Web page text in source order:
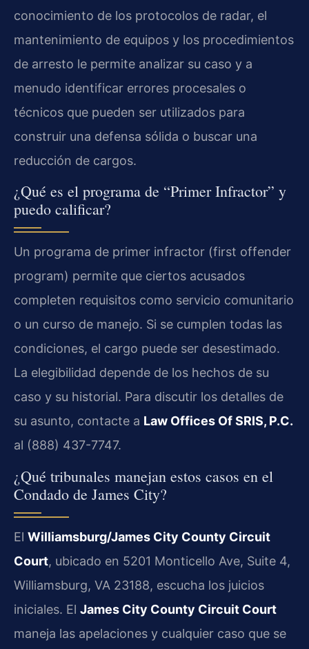
conocimiento de los protocolos de radar, el
mantenimiento de equipos y los procedimientos
de arresto le permite analizar su caso y a
menudo identificar errores procesales o
técnicos que pueden ser utilizados para
construir una defensa sólida o buscar una
reducción de cargos.
¿Qué es el programa de “Primer Infractor” y
puedo calificar?
Un programa de primer infractor (first offender
program) permite que ciertos acusados
completen requisitos como servicio comunitario
o un curso de manejo. Si se cumplen todas las
condiciones, el cargo puede ser desestimado.
La elegibilidad depende de los hechos de su
caso y su historial. Para discutir los detalles de
su asunto, contacte a Law Offices Of SRIS, P.C.
al (888) 437-7747.
¿Qué tribunales manejan estos casos en el
Condado de James City?
El Williamsburg/James City County Circuit
Court, ubicado en 5201 Monticello Ave, Suite 4,
Williamsburg, VA 23188, escucha los juicios
iniciales. El James City County Circuit Court
maneja las apelaciones y cualquier caso que se